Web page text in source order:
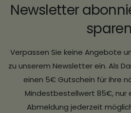
Newsletter
sparen
Verpassen Sie keine Angebote
zu unserem Newsletter ein. Als
einen 5€ Gutschein für ihre
Mindestbestellwert 85€, nur
Abmeldung jederzeit